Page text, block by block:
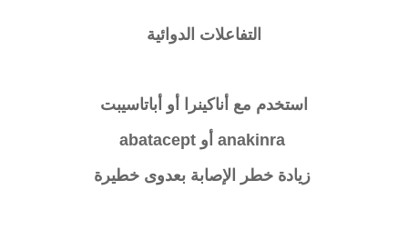
التفاعلات الدوائية
استخدم مع أناكينرا أو أباتاسيبت
anakinra أو abatacept
زيادة خطر الإصابة بعدوى خطيرة